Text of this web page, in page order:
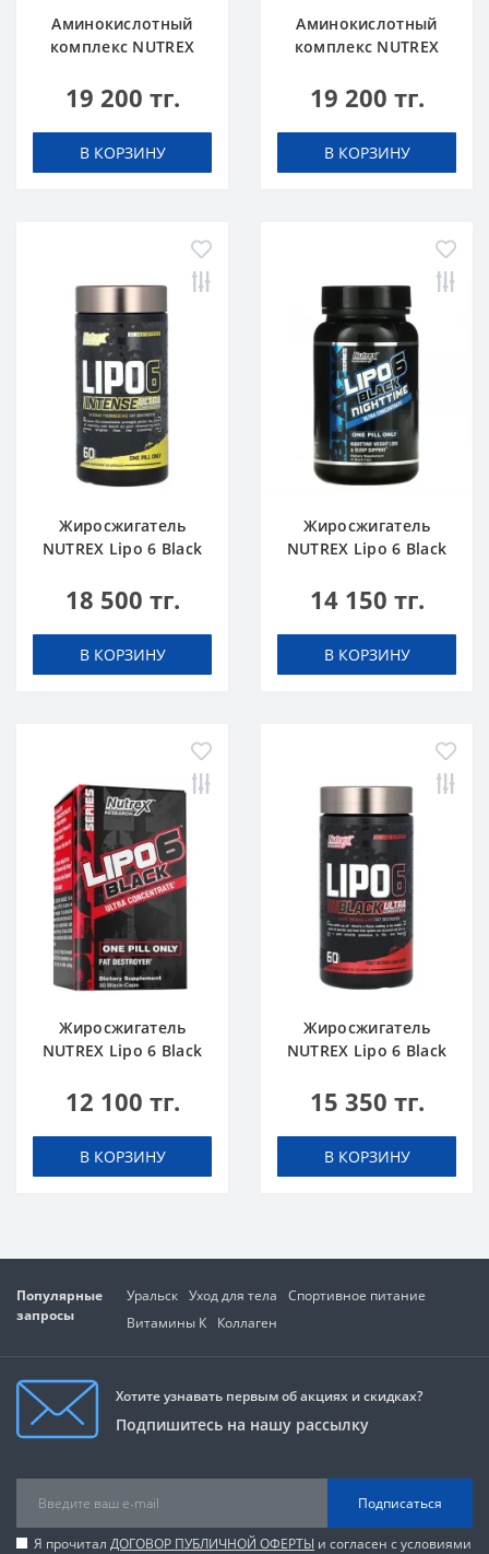
Аминокислотный
комплекс NUTREX
Апельсин
19 200 тг.
В КОРЗИНУ
Аминокислотный
комплекс NUTREX
Голубика Лимонад
19 200 тг.
В КОРЗИНУ
Жиросжигатель
NUTREX Lipo 6 Black
Concentrate 60 caps
18 500 тг.
В КОРЗИНУ
Жиросжигатель
NUTREX Lipo 6 Black
Concentrate 30 caps
14 150 тг.
В КОРЗИНУ
Жиросжигатель
NUTREX Lipo 6 Black
caps
12 100 тг.
В КОРЗИНУ
Жиросжигатель
NUTREX Lipo 6 Black
caps
15 350 тг.
В КОРЗИНУ
Популярные
запросы
Уральск Уход для тела
Спортивное питание
Витамины К
Коллаген
Хотите узнавать первым об акциях и скидках?
Подпишитесь на нашу рассылку
Подписаться
Я прочитал ДОГОВОР ПУБЛИЧНОЙ ОФЕРТЫ и согласен с условиями